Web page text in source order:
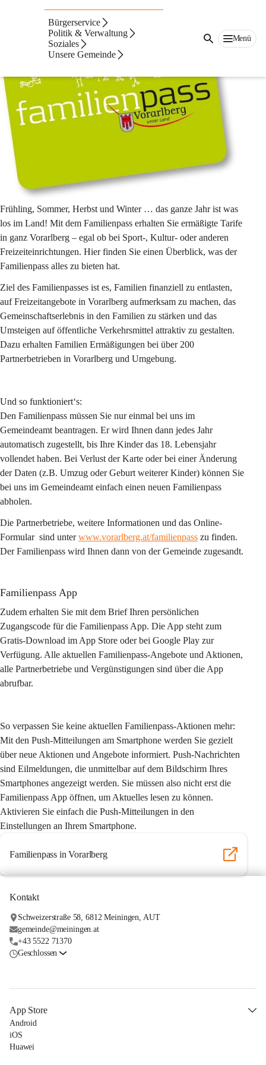
Bürgerservice
Politik & Verwaltung
Soziales
Unsere Gemeinde
Menü
Familienpass
Frühling, Sommer, Herbst und Winter … das ganze Jahr ist was
los im Land! Mit dem Familienpass erhalten Sie ermäßigte Tarife
in ganz Vorarlberg – egal ob bei Sport-, Kultur- oder anderen
Freizeiteinrichtungen. Hier finden Sie einen Überblick, was der
Familienpass alles zu bieten hat.
Ziel des Familienpasses ist es, Familien finanziell zu entlasten,
auf Freizeitangebote in Vorarlberg aufmerksam zu machen, das
Gemeinschaftserlebnis in den Familien zu stärken und das
Umsteigen auf öffentliche Verkehrsmittel attraktiv zu gestalten.
Dazu erhalten Familien Ermäßigungen bei über 200
Partnerbetrieben in Vorarlberg und Umgebung.
Und so funktioniert‘s:
Den Familienpass müssen Sie nur einmal bei uns im
Gemeindeamt beantragen. Er wird Ihnen dann jedes Jahr
automatisch zugestellt, bis Ihre Kinder das 18. Lebensjahr
vollendet haben. Bei Verlust der Karte oder bei einer Änderung
der Daten (z.B. Umzug oder Geburt weiterer Kinder) können Sie
bei uns im Gemeindeamt einfach einen neuen Familienpass
abholen.
Die Partnerbetriebe, weitere Informationen und das Online-
Formular  sind unter www.vorarlberg.at/familienpass zu finden.
Der Familienpass wird Ihnen dann von der Gemeinde zugesandt.
Familienpass App
Zudem erhalten Sie mit dem Brief Ihren persönlichen
Zugangscode für die Familienpass App. Die App steht zum
Gratis-Download im App Store oder bei Google Play zur
Verfügung. Alle aktuellen Familienpass-Angebote und Aktionen,
alle Partnerbetriebe und Vergünstigungen sind über die App
abrufbar.
So verpassen Sie keine aktuellen Familienpass-Aktionen mehr:
Mit den Push-Mitteilungen am Smartphone werden Sie gezielt
über neue Aktionen und Angebote informiert. Push-Nachrichten
sind Eilmeldungen, die unmittelbar auf dem Bildschirm Ihres
Smartphones angezeigt werden. Sie müssen also nicht erst die
Familienpass App öffnen, um Aktuelles lesen zu können.
Aktivieren Sie einfach die Push-Mitteilungen in den
Einstellungen an Ihrem Smartphone.
Familienpass in Vorarlberg
Kontakt
Schweizerstraße 58, 6812 Meiningen, AUT
gemeinde@meiningen.at
+43 5522 71370
Geschlossen
App Store
Android
iOS
Huawei